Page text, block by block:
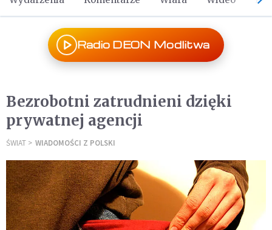
Radio DEON Modlitwa
Bezrobotni zatrudnieni dzięki
prywatnej agencji
ŚWIAT WIADOMOŚCI Z POLSKI